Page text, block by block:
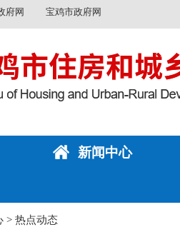
府网 宝鸡市政府网
新闻中心
> 热点动态